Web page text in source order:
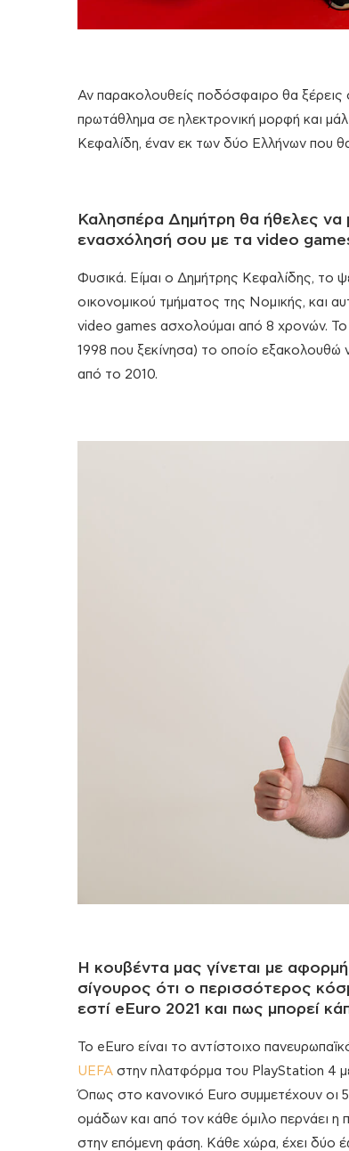
Αν παρακολουθείς ποδόσφαιρο θα ξέρεις
πρωτάθλημα σε ηλεκτρονική μορφή και
Κεφαλίδη, έναν εκ των δύο Ελλήνων που
Καλησπέρα Δημήτρη θα ήθελες να
ενασχόλησή σου με τα video
Φυσικά. Είμαι ο Δημήτρης Κεφαλίδης, το
οικονομικού τμήματος της Νομικής, και
video games ασχολούμαι από 8 χρονών.
1998 που ξεκίνησα) το οποίο εξακολουθώ
από το 2010.
Η κουβέντα μας γίνεται με
σίγουρος ότι ο περισσότερος
εστί eEuro 2021 και πως μπορεί
To eEuro είναι το αντίστοιχο
UEFA στην πλατφόρμα του PlayStation 4
Όπως στο κανονικό Euro συμμετέχουν οι
ομάδων και από τον κάθε όμιλο περνάει η
στην επόμενη φάση. Κάθε χώρα, έχει δύο